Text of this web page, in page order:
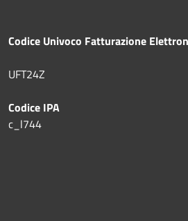
Codice Univoco Fatturazione
UFT24Z
Codice IPA
c_l744